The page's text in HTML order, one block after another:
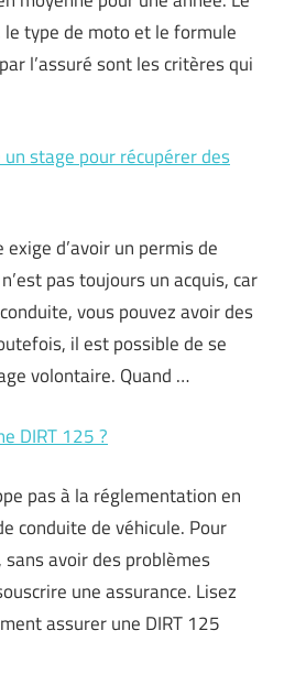
type de moto et le formule
l’assuré sont les critères qui
stage pour récupérer des
d’avoir un permis de
pas toujours un acquis, car
vous pouvez avoir des
il est possible de se
volontaire. Quand …
DIRT 125 ?
pas à la réglementation en
conduite de véhicule. Pour
avoir des problèmes
une assurance. Lisez
assurer une DIRT 125